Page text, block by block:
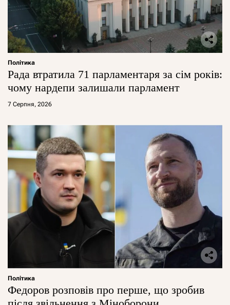
Політика
Рада втратила 71 парламентаря за сім років:
чому нардепи залишали парламент
7 Серпня, 2026
Політика
Федоров розповів про перше, що зробив